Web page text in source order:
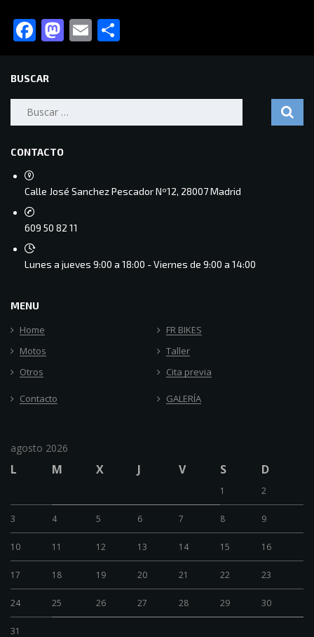
Facebook
Mastodon
Email
BUSCAR
Buscar:
CONTACTO
Calle José Sanchez Pescador Nº12, 28007 Madrid
609 50 82 11
Lunes a jueves 9:00 a 18:00 - Viernes de 9:00 a 14:00
MENU
Home
FR BIKES
Motos
Taller
Otros
Cita previa
Contacto GALERÍA
agosto 2026
L M X J V S D
1 2
3 4 5 6 7 8 9
10 11 12 13 14 15 16
17 18 19 20 21 22 23
24 25 26 27 28 29 30
31